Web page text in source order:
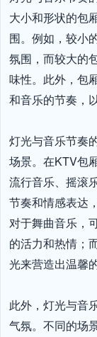
大小和形状的包
围。例如，较小
氛围，而较大的
味性。此外，包
和音乐的节奏，
灯光与音乐节奏
场景。在KTV包
流行音乐、摇滚
节奏和情感表达
对于舞曲音乐，
的活力和热情；
光来营造出温馨
此外，灯光与音
气氛。不同的场